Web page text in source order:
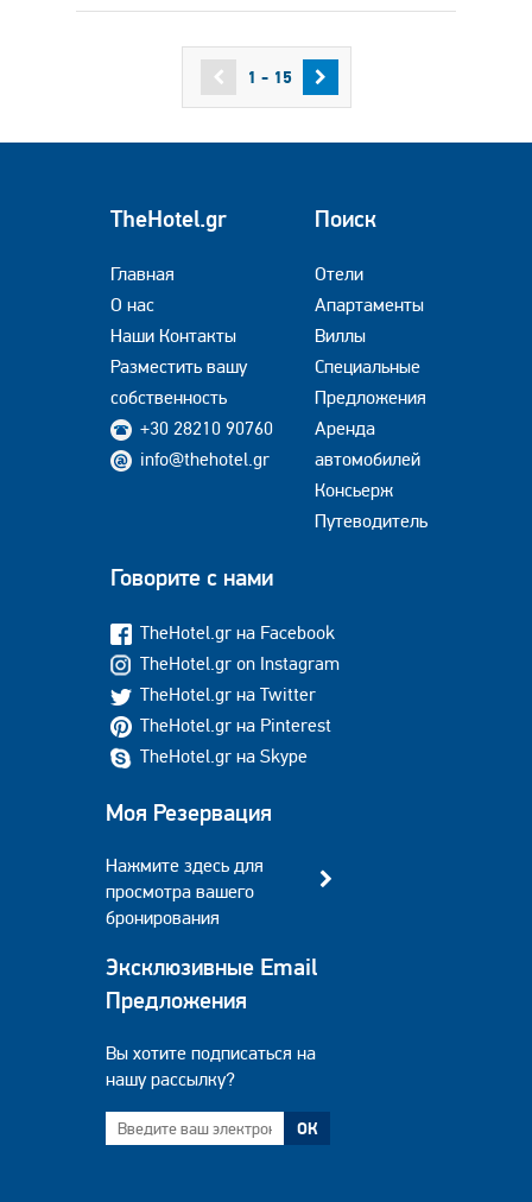
1 - 15
TheHotel.gr
Главная
О нас
Наши Контакты
Разместить вашу
собственность
+30 28210 90760
info@thehotel.gr
Поиск
Отели
Апартаменты
Виллы
Специальные
Предложения
Аренда
автомобилей
Консьерж
Путеводитель
Говорите с нами
TheHotel.gr на Facebook
TheHotel.gr on Instagram
TheHotel.gr на Twitter
TheHotel.gr на Pinterest
TheHotel.gr на Skype
Моя Резервация
Нажмите здесь для
просмотра вашего
бронирования
Эксклюзивные Email
Предложения
Вы хотите подписаться на
нашу рассылку?
ОК